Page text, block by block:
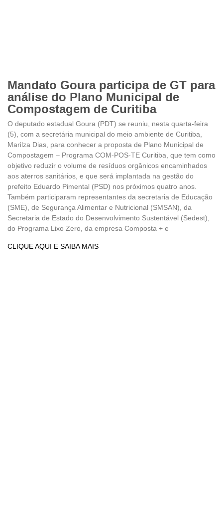
Mandato Goura participa de GT para
análise do Plano Municipal de
Compostagem de Curitiba
O deputado estadual Goura (PDT) se reuniu, nesta quarta-feira
(5), com a secretária municipal do meio ambiente de Curitiba,
Marilza Dias, para conhecer a proposta de Plano Municipal de
Compostagem – Programa COM-POS-TE Curitiba, que tem como
objetivo reduzir o volume de resíduos orgânicos encaminhados
aos aterros sanitários, e que será implantada na gestão do
prefeito Eduardo Pimental (PSD) nos próximos quatro anos.
Também participaram representantes da secretaria de Educação
(SME), de Segurança Alimentar e Nutricional (SMSAN), da
Secretaria de Estado do Desenvolvimento Sustentável (Sedest),
do Programa Lixo Zero, da empresa Composta + e
CLIQUE AQUI E SAIBA MAIS